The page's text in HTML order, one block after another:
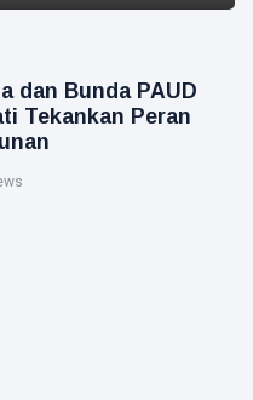
dan Bunda PAUD
Tekankan Peran